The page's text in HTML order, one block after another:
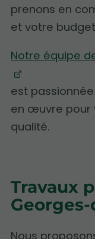
prenons en
et votre
Notre équipe
est
en œuvre pour
qualité.
Travaux
Nous